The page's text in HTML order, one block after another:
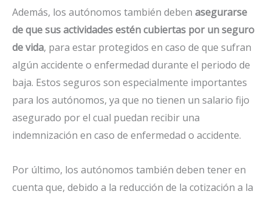
Además, los autónomos también deben asegurarse
de que sus actividades estén cubiertas por un seguro
de vida, para estar protegidos en caso de que sufran
algún accidente o enfermedad durante el periodo de
baja. Estos seguros son especialmente importantes
para los autónomos, ya que no tienen un salario fijo
asegurado por el cual puedan recibir una
indemnización en caso de enfermedad o accidente.
Por último, los autónomos también deben tener en
cuenta que, debido a la reducción de la cotización a la